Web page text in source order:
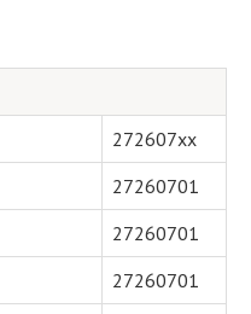
272607xx
27260701
27260701
27260701